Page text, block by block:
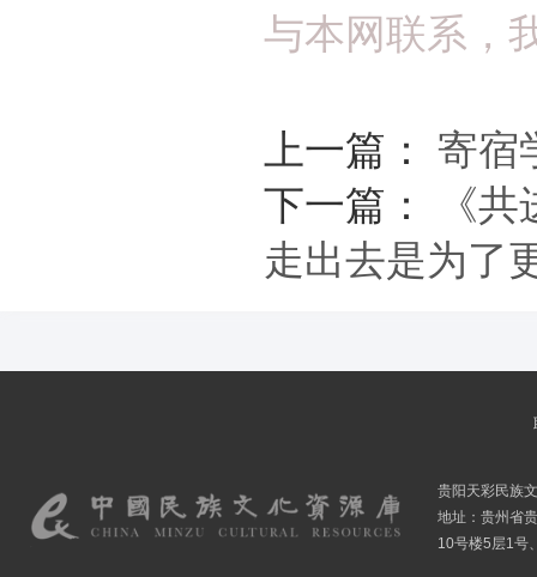
与本网联系，
上一篇： 寄宿
下一篇：
《
走出去是为了
贵阳天彩民族
地址：贵州省
10号楼5层1号